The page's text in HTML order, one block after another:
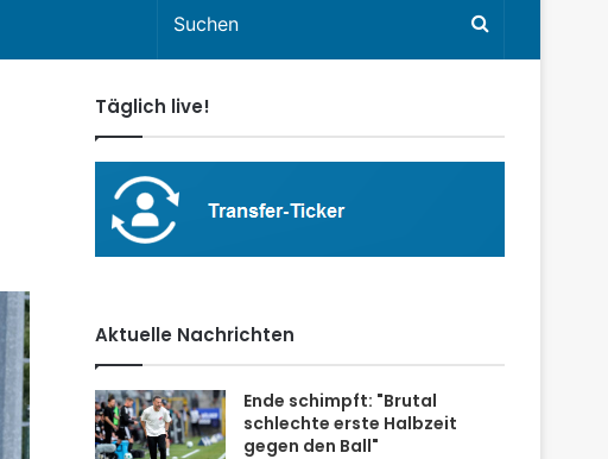
Täglich live!
Aktuelle Nachrichten
Ende schimpft: "Brutal
schlechte erste Halbzeit
gegen den Ball"